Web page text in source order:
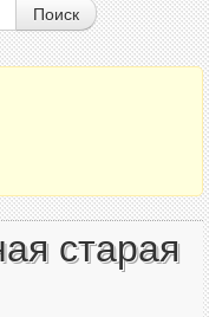
Поиск
старая